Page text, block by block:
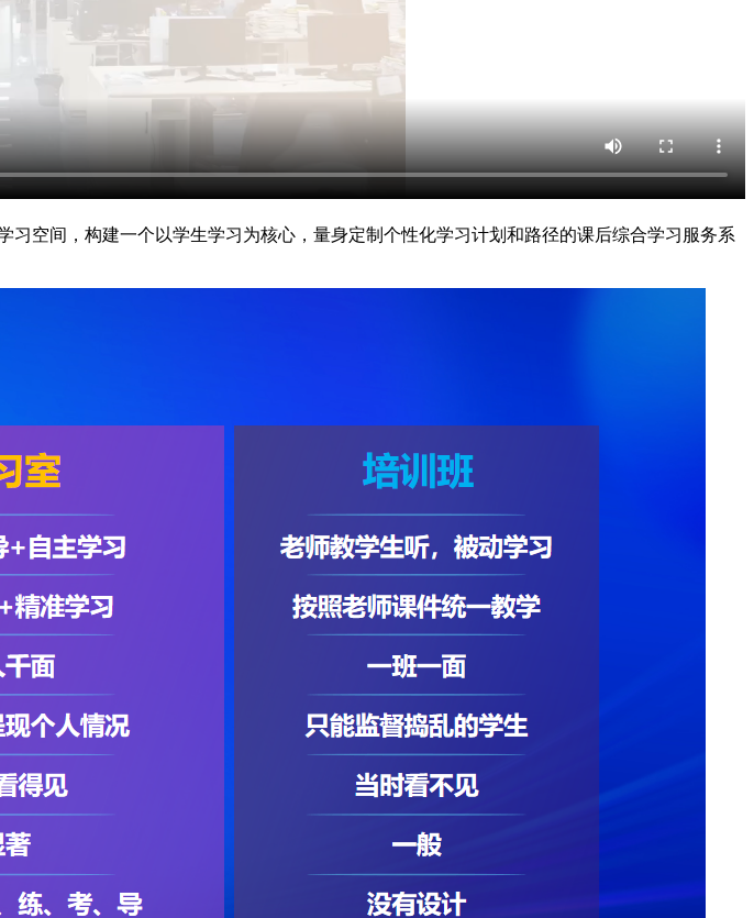
空间，构建一个以学生学习为核心，量身定制个性化学习计划和路径的课后综合学习服务系